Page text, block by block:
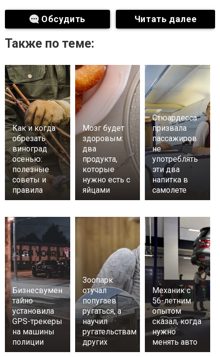
Обсудить Читать далее
Также по теме:
Как и когда
обрезать
виноград
осенью:
полезные
советы и
правила
Мозг будет
здоровым:
два
продукта,
которые
нужно есть с
яйцами
Стюардесса
призвала
пассажиров
не
употреблять
эти два
напитка в
самолете
Бизнесвумен
тайно
установила
GPS-трекеры
на машины
полиции
Зоопарк
отучал
попугаев
ругаться, а
научил
ругательствам
других
Механик с
56-летним
опытом
сказал, когда
нужно
менять авто